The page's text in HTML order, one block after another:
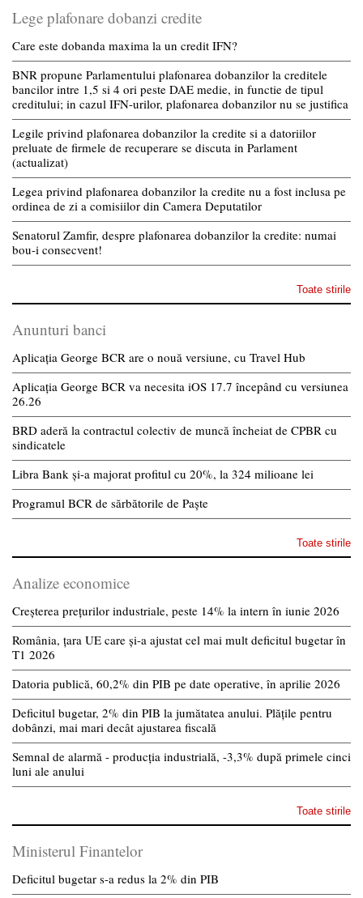
Lege plafonare dobanzi credite
Care este dobanda maxima la un credit IFN?
BNR propune Parlamentului plafonarea dobanzilor la creditele
bancilor intre 1,5 si 4 ori peste DAE medie, in functie de tipul
creditului; in cazul IFN-urilor, plafonarea dobanzilor nu se justifica
Legile privind plafonarea dobanzilor la credite si a datoriilor
preluate de firmele de recuperare se discuta in Parlament
(actualizat)
Legea privind plafonarea dobanzilor la credite nu a fost inclusa pe
ordinea de zi a comisiilor din Camera Deputatilor
Senatorul Zamfir, despre plafonarea dobanzilor la credite: numai
bou-i consecvent!
Toate stirile
Anunturi banci
Aplicația George BCR are o nouă versiune, cu Travel Hub
Aplicația George BCR va necesita iOS 17.7 începând cu versiunea
26.26
BRD aderă la contractul colectiv de muncă încheiat de CPBR cu
sindicatele
Libra Bank și-a majorat profitul cu 20%, la 324 milioane lei
Programul BCR de sărbătorile de Paște
Toate stirile
Analize economice
Creșterea prețurilor industriale, peste 14% la intern în iunie 2026
România, țara UE care și-a ajustat cel mai mult deficitul bugetar în
T1 2026
Datoria publică, 60,2% din PIB pe date operative, în aprilie 2026
Deficitul bugetar, 2% din PIB la jumătatea anului. Plățile pentru
dobânzi, mai mari decât ajustarea fiscală
Semnal de alarmă - producția industrială, -3,3% după primele cinci
luni ale anului
Toate stirile
Ministerul Finantelor
Deficitul bugetar s-a redus la 2% din PIB